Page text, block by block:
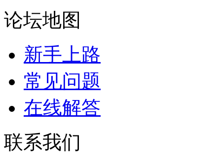
论坛地图
新手上路
常见问题
在线解答
联系我们